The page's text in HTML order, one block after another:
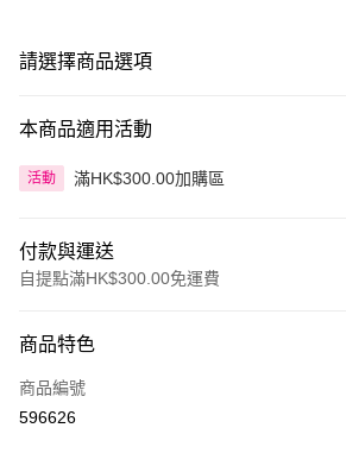
請選擇商品選項
本商品適用活動
活動 滿HK$300.00加購區
付款與運送
自提點滿HK$300.00免運費
信用卡
Apple Pay
商品特色
商品編號
596626